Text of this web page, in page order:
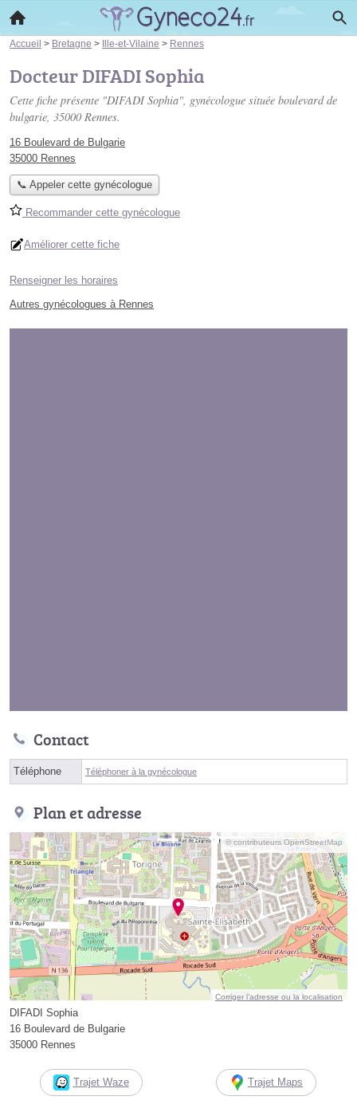
Accueil > Bretagne > Ille-et-Vilaine > Rennes
Docteur DIFADI Sophia
Cette fiche présente "DIFADI Sophia", gynécologue située boulevard de
bulgarie, 35000 Rennes.
16 Boulevard de Bulgarie
35000 Rennes
📞 Appeler cette gynécologue
Recommander cette gynécologue
Améliorer cette fiche
Renseigner les horaires
Autres gynécologues à Rennes
Contact
Téléphone Téléphoner à la gynécologue
Plan et adresse
© contributeurs OpenStreetMap
Corriger l’adresse ou la localisation
DIFADI Sophia
16 Boulevard de Bulgarie
35000 Rennes
Trajet Waze Trajet Maps